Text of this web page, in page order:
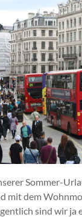
Sommer-
mit dem
sind wir ja